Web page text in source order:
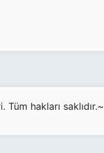
hakları saklıdır.~